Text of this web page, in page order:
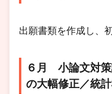
出願書類を作成し、
６月 小論文対策
の大幅修正／統